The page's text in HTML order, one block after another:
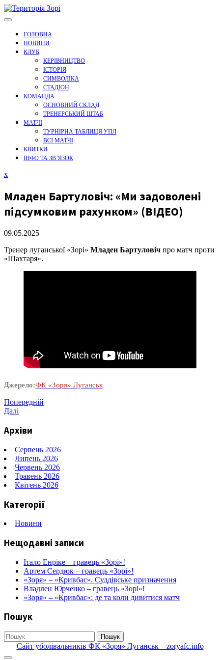
Перейти
до
ГОЛОВНА
НОВИНИ
КЛУБ
КЕРІВНИЦТВО
ІСТОРІЯ
СИМВОЛІКА
СТАДІОН
КОМАНДА
ОСНОВНИЙ СКЛАД
ТРЕНЕРСЬКИЙ ШТАБ
МАТЧІ
ТУРНІРНА ТАБЛИЦЯ УПЛ
ВСІ МАТЧІ
КВИТКИ
ІНФО ТА ЗВ’ЯЗОК
xЗакрити
Младен Бартуловіч: «Ми задоволені
підсумковим рахунком» (ВІДЕО)
09.05.2025
Тренер луганської «Зорі» Младен Бартуловіч про матч проти
«Шахтаря».
Джерело:ФК «Зоря» Луганськ
Навігація
Попередній
запис
Попередній
Наступний
Далі
Архіви
Серпень 2026
Липень 2026
Червень 2026
Травень 2026
Квітень 2026
Категорії
Новини
Нещодавні записи
Італо Енріке – гравець «Зорі»!
Артем Сердюк – гравець «Зорі»!
«Зоря» – «Кривбас». Суддівське призначення
Владлен Юрченко – гравець «Зорі»!
«Зоря» – «Кривбас»: де та коли дивитися матч
Пошук
Пошук
Сайт уболівальників ФК «Зоря» Луганськ – zoryafc.info